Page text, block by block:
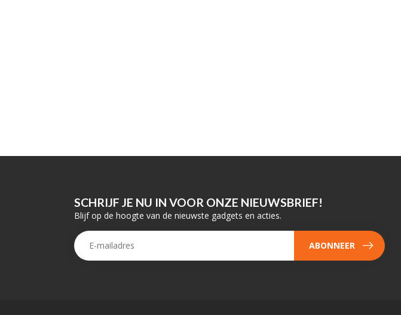
SCHRIJF JE NU IN VOOR ONZE NIEUWSBRIEF!
Blijf op de hoogte van de nieuwste gadgets en acties.
ABONNEER